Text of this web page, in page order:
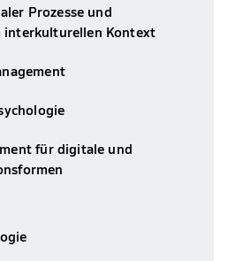
Prozesse und
interkulturellen Kontext
für digitale und